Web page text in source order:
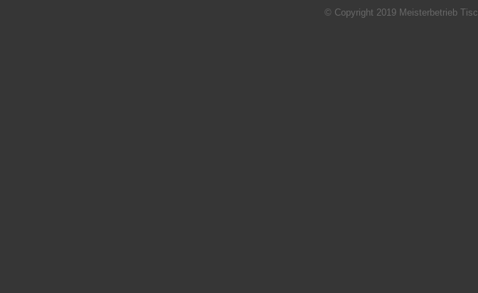
© Copyright 2019 Meisterbetrieb